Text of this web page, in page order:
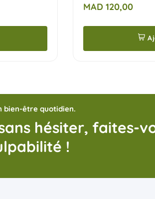
sur
5MAD120,00
bien-être quotidien.
hésiter, faites-
!